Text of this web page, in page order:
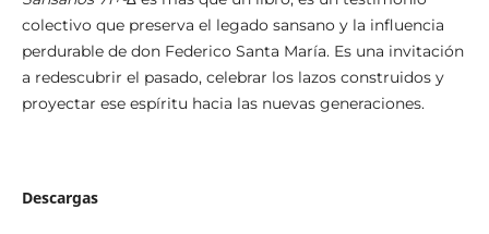
colectivo que preserva el legado sansano y la influencia
perdurable de don Federico Santa María. Es una invitación
a redescubrir el pasado, celebrar los lazos construidos y
proyectar ese espíritu hacia las nuevas generaciones.
Descargas